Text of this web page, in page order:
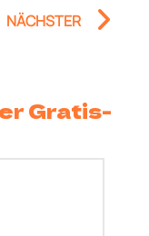
NÄCHSTER
Gratis-